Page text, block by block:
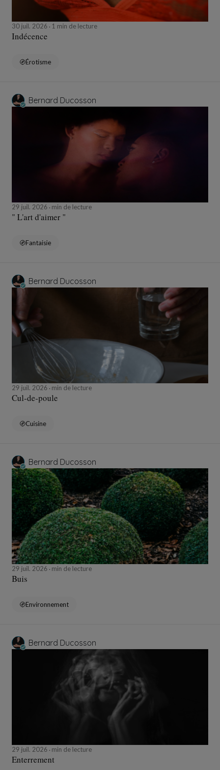
30 juil. 2026 1 min de lecture
Indécence
Érotisme
Bernard Ducosson
29 juil. 2026 min de lecture
" L'art d'aimer "
Fantaisie
Bernard Ducosson
29 juil. 2026 min de lecture
Cul-de-poule
Cuisine
Bernard Ducosson
29 juil. 2026 min de lecture
Buis
Environnement
Bernard Ducosson
29 juil. 2026 min de lecture
Enterrement